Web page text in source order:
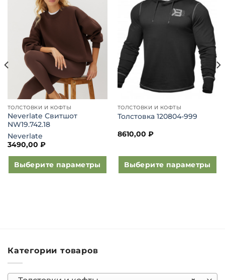
Добавить
в список
желаний
ТОЛСТОВКИ И КОФТЫ
Neverlate Свитшот
NW19.742.18
Neverlate
3490,00 ₽
Выберите параметры
выбрать
на
странице
Добавить
в список
желаний
ТОЛСТОВКИ И КОФТЫ
Толстовка 120804-999
8610,00 ₽
Выберите параметры
странице
Категории товаров